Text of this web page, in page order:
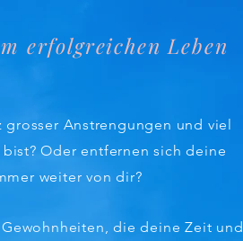
Anstrengungen und viel
Oder entfernen sich deine
weiter von dir?
die deine Zeit und
erfolgreichen Leben